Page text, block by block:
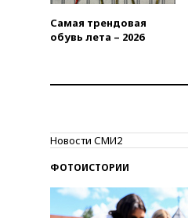
Самая трендовая
обувь лета – 2026
Новости СМИ2
ФОТОИСТОРИИ